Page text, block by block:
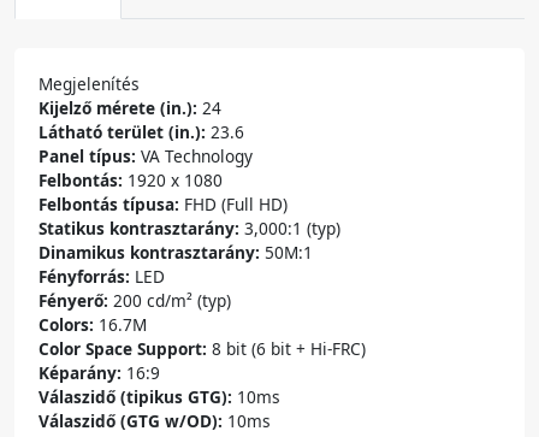
Megjelenítés
Kijelző mérete (in.): 24
Látható terület (in.): 23.6
Panel típus: VA Technology
Felbontás: 1920 x 1080
Felbontás típusa: FHD (Full HD)
Statikus kontrasztarány: 3,000:1 (typ)
Dinamikus kontrasztarány: 50M:1
Fényforrás: LED
Fényerő: 200 cd/m² (typ)
Colors: 16.7M
Color Space Support: 8 bit (6 bit + Hi-FRC)
Képarány: 16:9
Válaszidő (tipikus GTG): 10ms
Válaszidő (GTG w/OD): 10ms